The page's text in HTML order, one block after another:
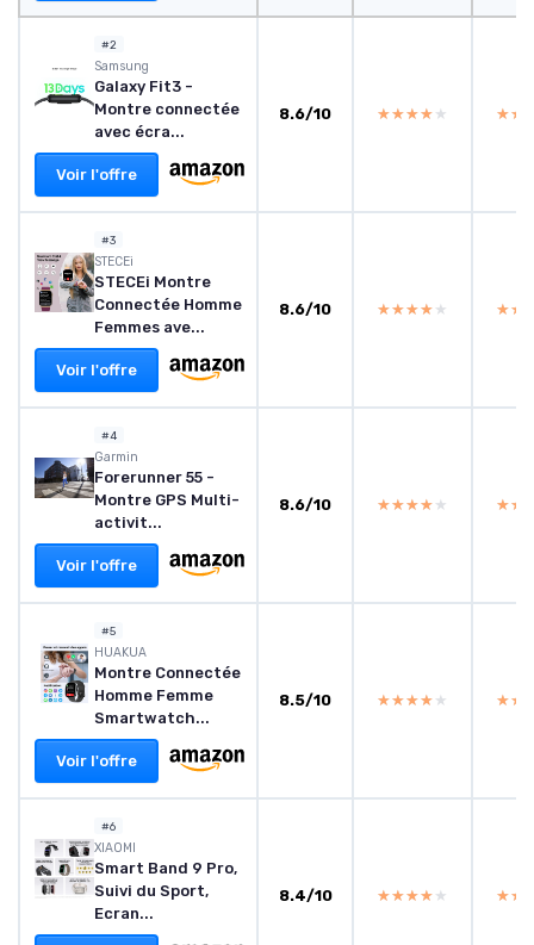
#2
‎Samsung
Galaxy Fit3 -
Montre connectée
avec écra...
Voir l'offre
8.6/10 ★★★★★
★★★★★
#3
STECEi
STECEi Montre
Connectée Homme
Femmes ave...
Voir l'offre
8.6/10 ★★★★★
★★★★★
#4
Garmin
Forerunner 55 -
Montre GPS Multi-
activit...
Voir l'offre
8.6/10 ★★★★★
★★★★★
#5
‎HUAKUA
Montre Connectée
Homme Femme
Smartwatch...
Voir l'offre
8.5/10 ★★★★★
★★★★★
#6
‎XIAOMI
Smart Band 9 Pro,
Suivi du Sport,
Ecran...
8.4/10 ★★★★★
★★★★★